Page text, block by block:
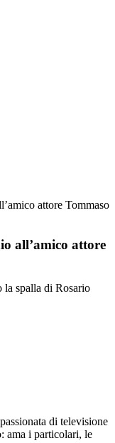
attore Tommaso
all’amico attore
la spalla di Rosario
di televisione
ama i particolari, le